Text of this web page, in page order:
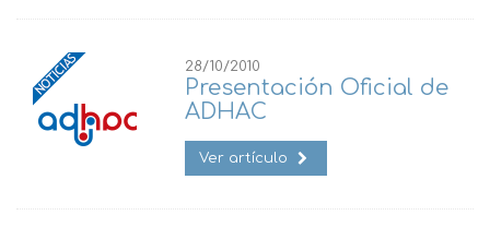
28/10/2010
Presentación Oficial de
ADHAC
Ver artículo